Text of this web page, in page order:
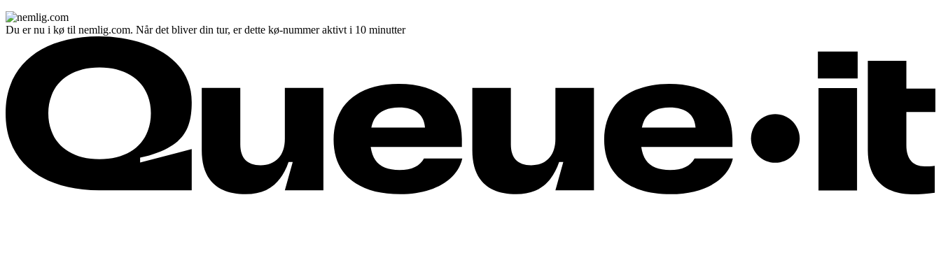
Du er nu i kø til nemlig.com. Når det bliver din tur, er dette kø-nummer aktivt i 10 minutter